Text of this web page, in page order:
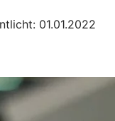
01.01.2022